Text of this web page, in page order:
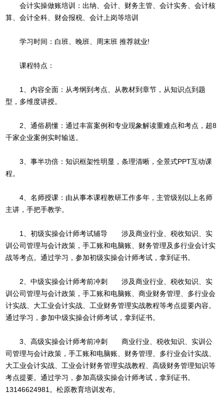
会计实操做账培训：出纳、会计、财务主管、会计实务、会计核
算、会计全科、财会报税、会计上岗等培训
学习时间：白班、晚班、周末班 推荐就业!
课程特点：
1、内容全面：从考纲到考点、从教材到章节，从知识点到题
型，多维度讲授。
2、通俗易懂：通过丰富案例和专业现象解读重难点和考点，超8
千家企业案例实时输送。
3、事半功倍：知识框架性明显，条理清晰，全景式PPT互动课
程。
4、名师授课：由从事本课程教研工作多年，主管级别以上名师
主讲，手把手教学。
1、初级实操会计师考试辅导 涉及商业行业、税收知识、实
训公司管理与会计政策，手工账和电脑账、财务管理及多行业会计实
战等考点。通过学习，参加初级实操会计师考试，拿到证书。
2、中级实操会计师考前冲刺 涉及商业行业、税收知识、实
训公司管理与会计政策，手工账和电脑账、商业财务管理、多行业会
计实战、大工业会计实战、工业财务管理实战教程等考点提要内容。
通过学习，参加中级实操会计师考试，拿到证书。
3、高级实操会计师考前冲刺 商业行业、税收知识、实训公
司管理与会计政策，手工账和电脑账、财务管理、多行业会计实战、
大工业会计实战、工业会计财务管理实战教程、高级财务管理知识等
考点提要。通过学习，参加高级实操会计师考试，拿到证书。
13146624981。松原教育培训发布。